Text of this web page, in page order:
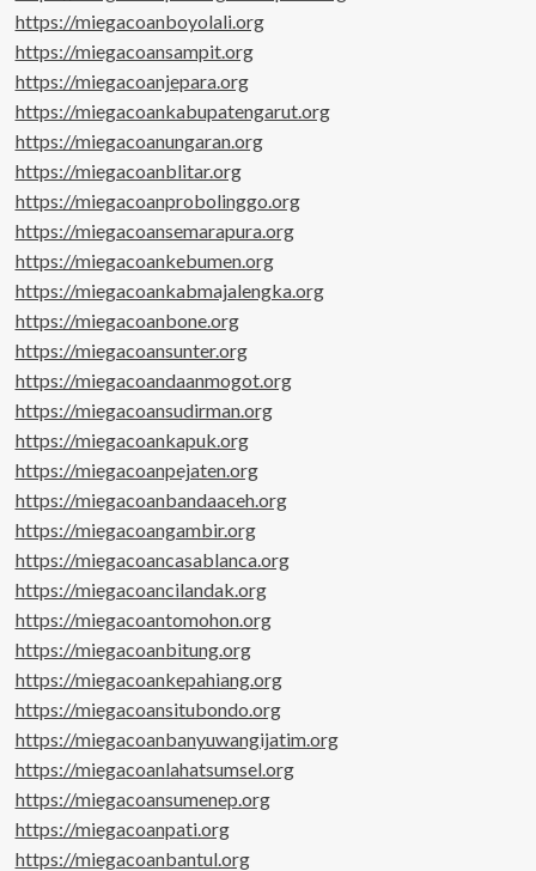
https://miegacoanboyolali.org
https://miegacoansampit.org
https://miegacoanjepara.org
https://miegacoankabupatengarut.org
https://miegacoanungaran.org
https://miegacoanblitar.org
https://miegacoanprobolinggo.org
https://miegacoansemarapura.org
https://miegacoankebumen.org
https://miegacoankabmajalengka.org
https://miegacoanbone.org
https://miegacoansunter.org
https://miegacoandaanmogot.org
https://miegacoansudirman.org
https://miegacoankapuk.org
https://miegacoanpejaten.org
https://miegacoanbandaaceh.org
https://miegacoangambir.org
https://miegacoancasablanca.org
https://miegacoancilandak.org
https://miegacoantomohon.org
https://miegacoanbitung.org
https://miegacoankepahiang.org
https://miegacoansitubondo.org
https://miegacoanbanyuwangijatim.org
https://miegacoanlahatsumsel.org
https://miegacoansumenep.org
https://miegacoanpati.org
https://miegacoanbantul.org